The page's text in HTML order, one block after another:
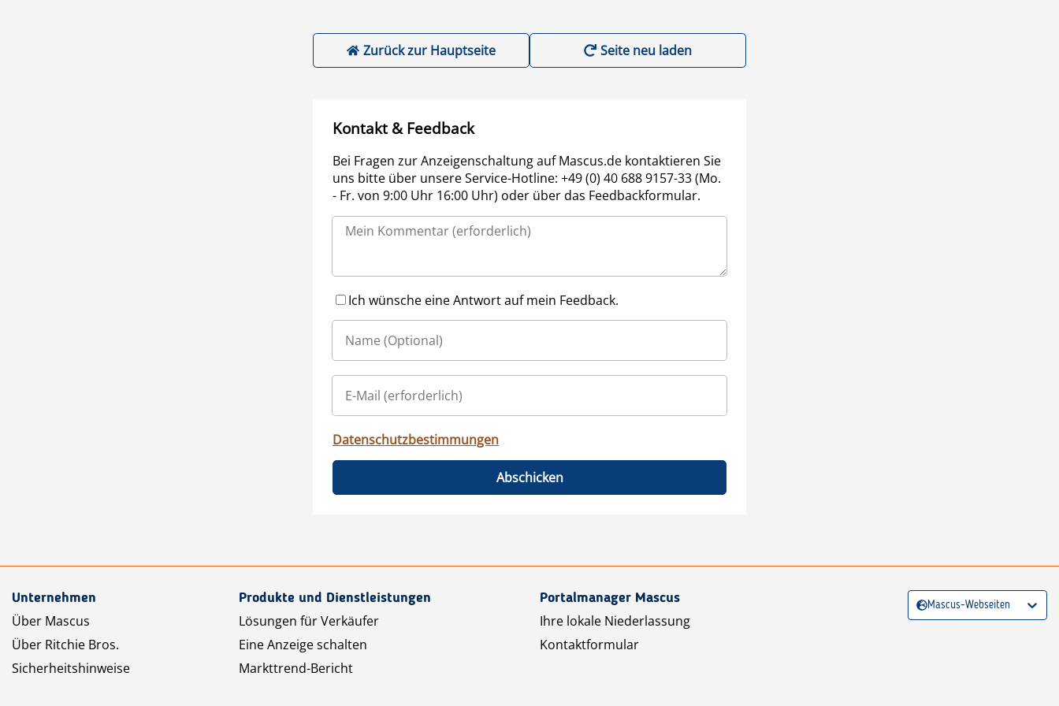
Zurück zur Hauptseite Seite neu laden
Kontakt & Feedback
Bei Fragen zur Anzeigenschaltung auf Mascus.de kontaktieren Sie
uns bitte über unsere Service-Hotline: +49 (0) 40 688 9157-33 (Mo.
- Fr. von 9:00 Uhr 16:00 Uhr) oder über das Feedbackformular.
Ich wünsche eine Antwort auf mein Feedback.
Datenschutzbestimmungen
Abschicken
Unternehmen
Über Mascus
Über Ritchie Bros.
Sicherheitshinweise
Produkte und Dienstleistungen
Lösungen für Verkäufer
Eine Anzeige schalten
Markttrend-Bericht
Portalmanager Mascus
Ihre lokale Niederlassung
Kontaktformular
Mascus-Webseiten